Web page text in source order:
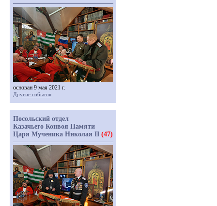
основан 9 мая 2021 г.
Другие события
Посольский отдел
Казачьего Конвоя Памяти
Царя Мученика Николая II (47)